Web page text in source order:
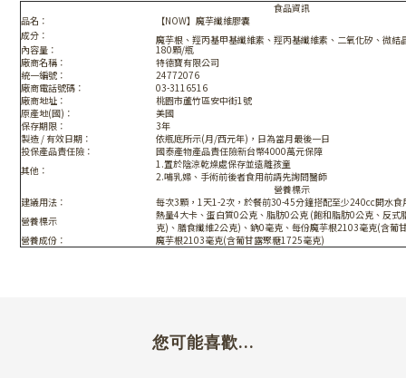
食品資訊
品名：
【NOW】 魔芋纖維膠囊
成分：
魔芋根、羥丙基甲基纖維素、羥丙基纖維素、二氧化矽、微結
內容量：
180顆/瓶
廠商名稱：
特德寶有限公司
統一編號：
24772076
廠商電話號碼：
03-3116516
廠商地址：
桃園市蘆竹區安中街1號
原產地(國)：
美國
保存期限：
3年
製造 / 有效日期：
依瓶底所示(月/西元年)，日為當月最後一日
投保產品責任險：
國泰產物產品責任險新台幣4000萬元保障
其他：
1.置於陰涼乾燥處保存並遠離孩童
2.哺乳婦、手術前後者食用前請先詢問醫師
營養標示
建議用法：
每次3顆，1天1-2次，於餐前30-45分鐘搭配至少240cc開水食
營養標示
熱量4大卡、蛋白質0公克、脂肪0公克 (飽和脂肪0公克、反
克)、膳食纖維2公克)、鈉0毫克、每份魔芋根2103毫克(含葡
營養成份：
魔芋根2103毫克(含葡甘露聚糖1725毫克)
您可能喜歡...